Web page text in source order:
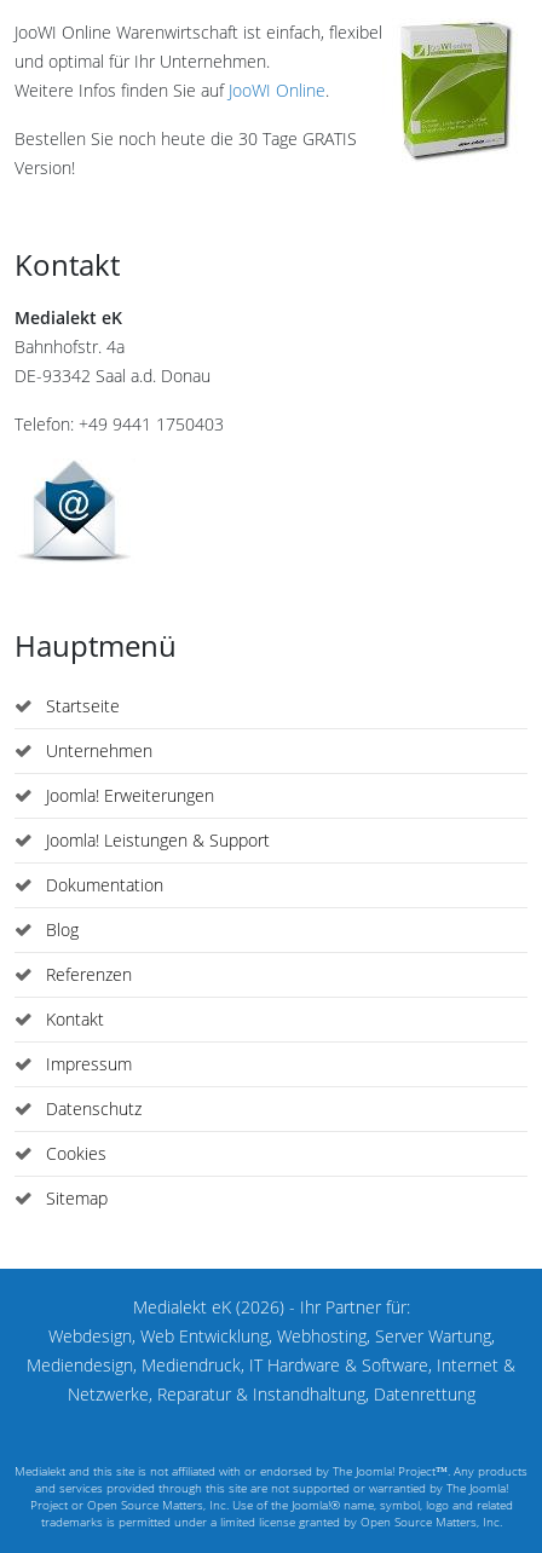
JooWI Online Warenwirtschaft ist einfach, flexibel
und optimal für Ihr Unternehmen.
Weitere Infos finden Sie auf JooWI Online.
Bestellen Sie noch heute die 30 Tage GRATIS
Version!
Kontakt
Medialekt eK
Bahnhofstr. 4a
DE-93342 Saal a.d. Donau
Telefon: +49 9441 1750403
Hauptmenü
Startseite
Unternehmen
Joomla! Erweiterungen
Joomla! Leistungen & Support
Dokumentation
Blog
Referenzen
Kontakt
Impressum
Datenschutz
Cookies
Sitemap
Medialekt eK (2026) - Ihr Partner für:
Webdesign, Web Entwicklung, Webhosting, Server Wartung,
Mediendesign, Mediendruck, IT Hardware & Software, Internet &
Netzwerke, Reparatur & Instandhaltung, Datenrettung
Medialekt and this site is not affiliated with or endorsed by The Joomla! Project™. Any products
and services provided through this site are not supported or warrantied by The Joomla!
Project or Open Source Matters, Inc. Use of the Joomla!® name, symbol, logo and related
trademarks is permitted under a limited license granted by Open Source Matters, Inc.